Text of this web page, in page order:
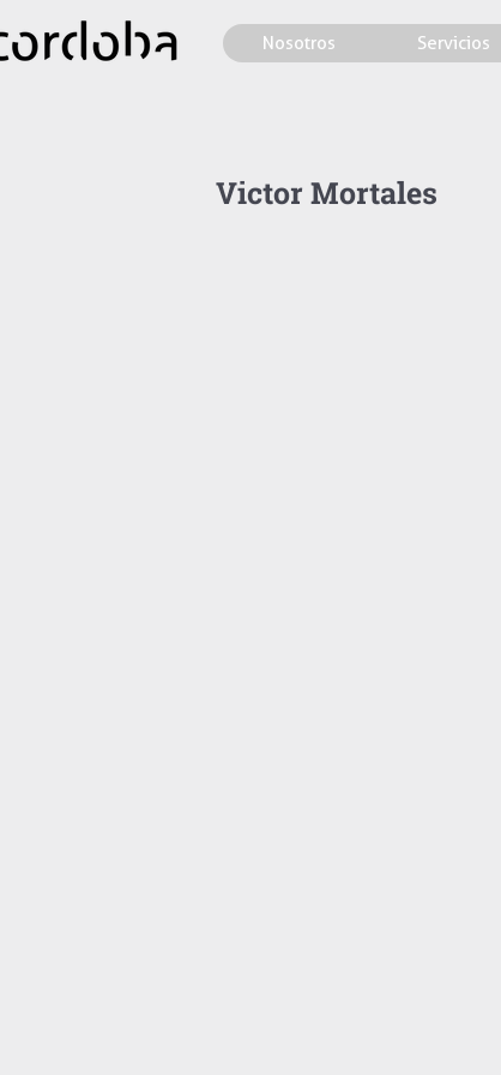
Nosotros Servicios
Victor Mortales